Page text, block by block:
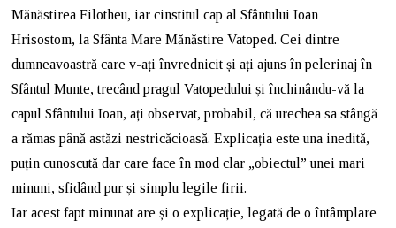
Mănăstirea Filotheu, iar cinstitul cap al Sfântului Ioan
Hrisostom, la Sfânta Mare Mănăstire Vatoped. Cei dintre
dumneavoastră care v-ați învrednicit și ați ajuns în pelerinaj în
Sfântul Munte, trecând pragul Vatopedului și închinându-vă la
capul Sfântului Ioan, ați observat, probabil, că urechea sa stângă
a rămas până astăzi nestricăcioasă. Explicația este una inedită,
puțin cunoscută dar care face în mod clar „obiectul” unei mari
minuni, sfidând pur și simplu legile firii.
Iar acest fapt minunat are și o explicație, legată de o întâmplare